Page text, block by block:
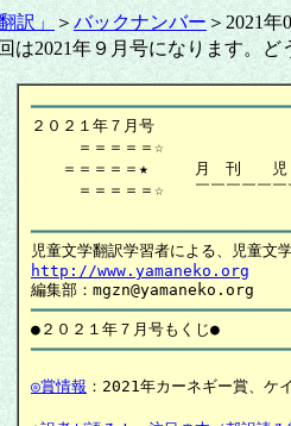
訳」 ＞ バックナンバー ＞
は2021年９月号になります。ど
２０２１年７月号
＝＝＝＝＝☆　　　　　　　　
＝＝＝＝＝★　　　月　刊　　児
＝＝＝＝＝☆　　￣￣￣￣￣￣
http://www.yamaneko.org
◎賞情報 ：2021年カーネギー賞、ケ